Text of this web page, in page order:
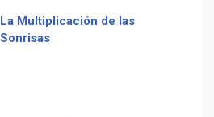
Receta De Las Longanizas